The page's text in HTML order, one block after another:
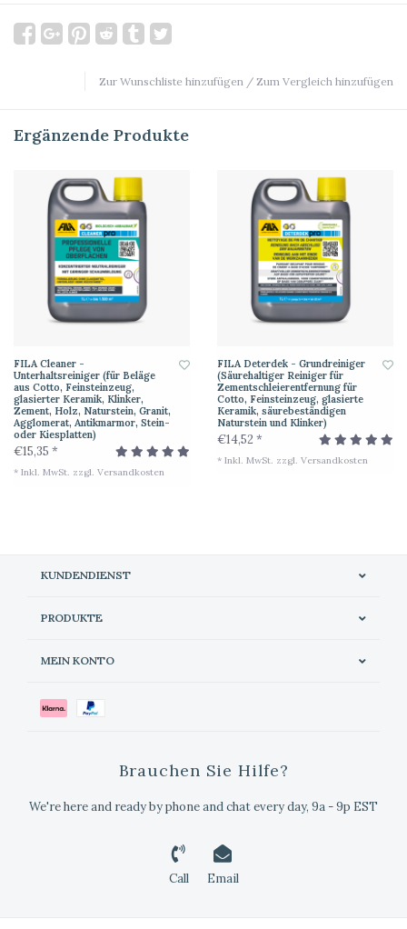
Zur Wunschliste hinzufügen / Zum Vergleich hinzufügen
Ergänzende Produkte
FILA Cleaner -
Unterhaltsreiniger (für Beläge
aus Cotto, Feinsteinzeug,
glasierter Keramik, Klinker,
Zement, Holz, Naturstein, Granit,
Agglomerat, Antikmarmor, Stein-
oder Kiesplatten)
€15,35 *
* Inkl. MwSt. zzgl. Versandkosten
FILA Deterdek - Grundreiniger
(Säurehaltiger Reiniger für
Zementschleierentfernung für
Cotto, Feinsteinzeug, glasierte
Keramik, säurebeständigen
Naturstein und Klinker)
€14,52 *
* Inkl. MwSt. zzgl. Versandkosten
KUNDENDIENST
PRODUKTE
MEIN KONTO
Brauchen Sie Hilfe?
We're here and ready by phone and chat every day, 9a - 9p EST
Call Email